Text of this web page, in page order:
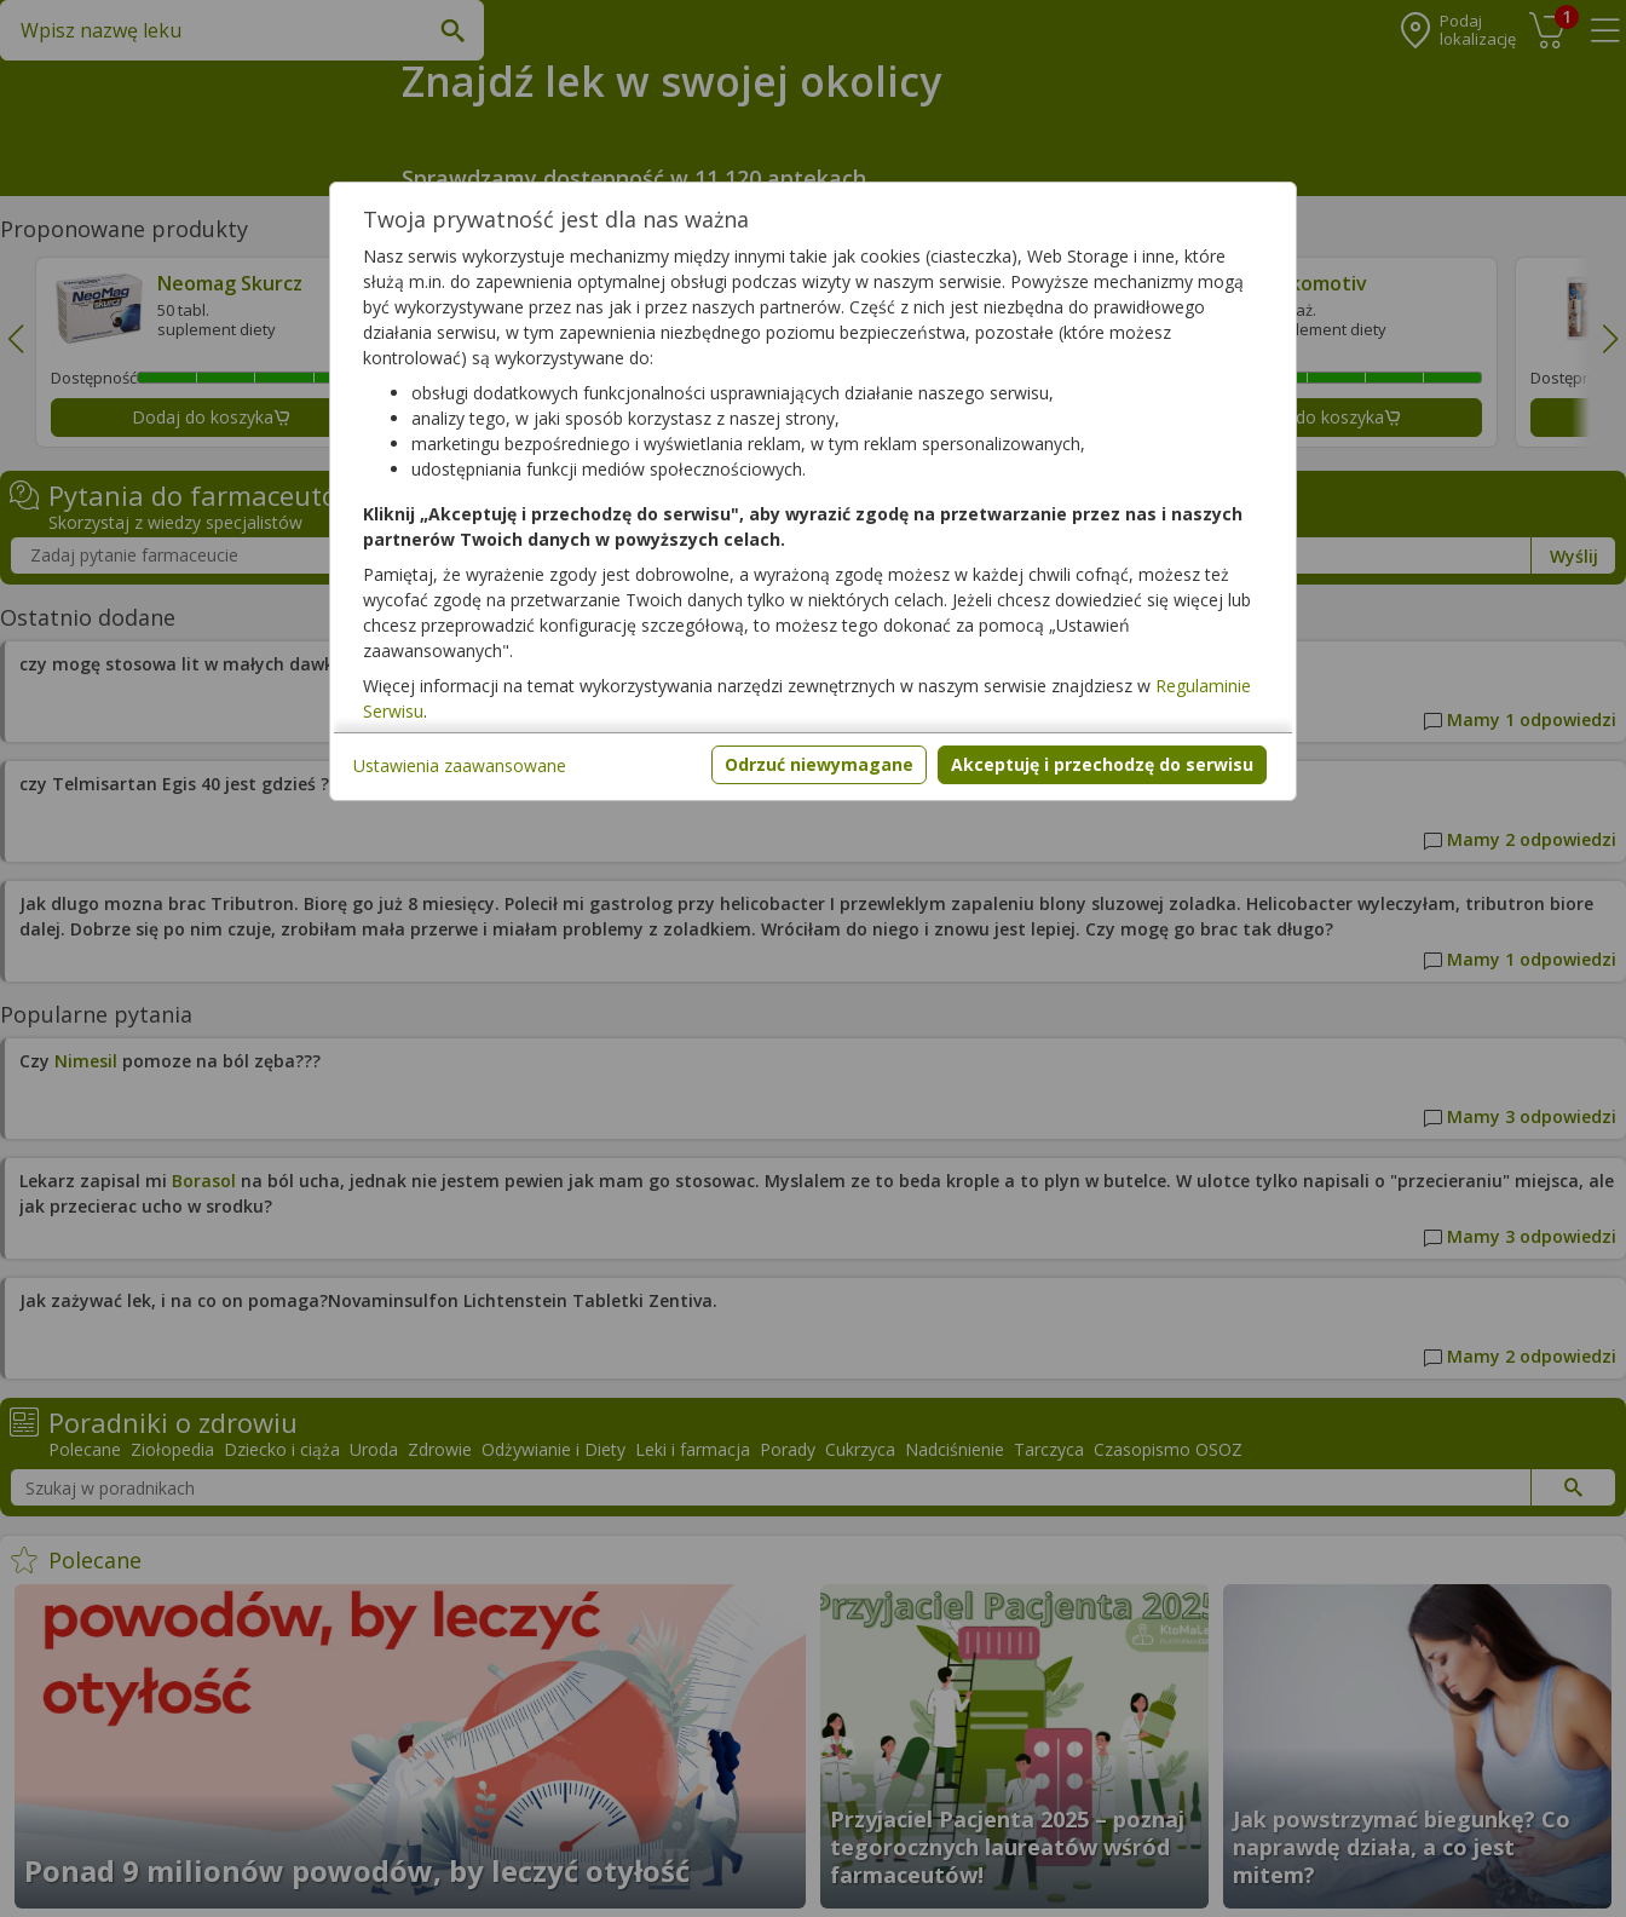
Podaj
lokalizację
1
Znajdź lek w swojej okolicy
Znajdź lek w swojej okolicy
Sprawdzamy dostępność w 11 120 aptekach
Proponowane produkty
Neomag Skurcz
50 tabl.
suplement diety
Dostępność
Dodaj do koszyka
Lokomotiv dla dzieci
smak landrynkowy
130 ml
suplement diety
Dodaj do koszyka
Maxiluten
30 tabl.
suplement diety
Lokomotiv
8 draż.
suplement diety
Dodaj do koszyka
Dostępność
Pytania do farmaceutów
Skorzystaj z wiedzy specjalistów
Skorzystaj z wiedzy specjalistów
Wyślij
Ostatnio dodane
czy mogę stosowa lit w małych dawkach i dexak ?
Mamy 1 odpowiedzi
czy Telmisartan Egis 40 jest gdzieś ?
Mamy 2 odpowiedzi
Jak dlugo mozna brac Tributron. Biorę go już 8 miesięcy. Polecił mi gastrolog przy helicobacter I przewleklym zapaleniu blony sluzowej zoladka. Helicobacter wyleczyłam, tributron biore
dalej. Dobrze się po nim czuje, zrobiłam mała przerwe i miałam problemy z zoladkiem. Wróciłam do niego i znowu jest lepiej. Czy mogę go brac tak długo?
Mamy 1 odpowiedzi
Popularne pytania
Czy Nimesil pomoze na ból zęba???
Mamy 3 odpowiedzi
Lekarz zapisal mi Borasol na ból ucha, jednak nie jestem pewien jak mam go stosowac. Myslalem ze to beda krople a to plyn w butelce. W ulotce tylko napisali o "przecieraniu" miejsca, ale
jak przecierac ucho w srodku?
Mamy 3 odpowiedzi
Jak zażywać lek, i na co on pomaga?Novaminsulfon Lichtenstein Tabletki Zentiva.
Mamy 2 odpowiedzi
Poradniki o zdrowiu
Polecane Ziołopedia Dziecko i ciąża Uroda Zdrowie Odżywianie i Diety Leki i farmacja Porady Cukrzyca Nadciśnienie Tarczyca Czasopismo OSOZ
Szukaj w poradnikach o zdrowiu
Polecane
Ponad 9 milionów powodów, by leczyć otyłość
Przyjaciel Pacjenta 2025 – poznaj
tegorocznych laureatów wśród
farmaceutów!
Jak powstrzymać biegunkę? Co
naprawdę działa, a co jest
mitem?
Twoja prywatność jest dla nas ważna
Nasz serwis wykorzystuje mechanizmy między innymi takie jak cookies (ciasteczka), Web Storage i inne, które
służą m.in. do zapewnienia optymalnej obsługi podczas wizyty w naszym serwisie. Powyższe mechanizmy mogą
być wykorzystywane przez nas jak i przez naszych partnerów. Część z nich jest niezbędna do prawidłowego
działania serwisu, w tym zapewnienia niezbędnego poziomu bezpieczeństwa, pozostałe (które możesz
kontrolować) są wykorzystywane do:
obsługi dodatkowych funkcjonalności usprawniających działanie naszego serwisu,
analizy tego, w jaki sposób korzystasz z naszej strony,
marketingu bezpośredniego i wyświetlania reklam, w tym reklam spersonalizowanych,
udostępniania funkcji mediów społecznościowych.
Kliknij „Akceptuję i przechodzę do serwisu", aby wyrazić zgodę na przetwarzanie przez nas i naszych
partnerów Twoich danych w powyższych celach.
Pamiętaj, że wyrażenie zgody jest dobrowolne, a wyrażoną zgodę możesz w każdej chwili cofnąć, możesz też
wycofać zgodę na przetwarzanie Twoich danych tylko w niektórych celach. Jeżeli chcesz dowiedzieć się więcej lub
chcesz przeprowadzić konfigurację szczegółową, to możesz tego dokonać za pomocą „Ustawień
zaawansowanych".
Więcej informacji na temat wykorzystywania narzędzi zewnętrznych w naszym serwisie znajdziesz w Regulaminie
Serwisu.
Odrzuć niewymagane Akceptuję i przechodzę do serwisu
Ustawienia zaawansowane